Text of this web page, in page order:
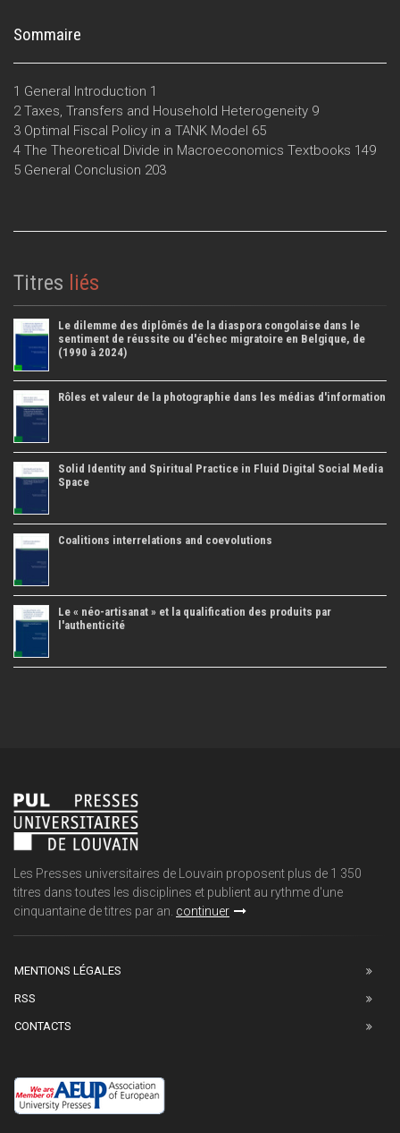
Sommaire
1 General Introduction 1
2 Taxes, Transfers and Household Heterogeneity 9
3 Optimal Fiscal Policy in a TANK Model 65
4 The Theoretical Divide in Macroeconomics Textbooks 149
5 General Conclusion 203
Titres liés
Le dilemme des diplômés de la diaspora congolaise dans le
sentiment de réussite ou d'échec migratoire en Belgique, de
(1990 à 2024)
Rôles et valeur de la photographie dans les médias d'information
Solid Identity and Spiritual Practice in Fluid Digital Social Media
Space
Coalitions interrelations and coevolutions
Le « néo-artisanat » et la qualification des produits par
l'authenticité
Les Presses universitaires de Louvain proposent plus de 1 350
titres dans toutes les disciplines et publient au rythme d'une
cinquantaine de titres par an. continuer
MENTIONS LÉGALES
RSS
CONTACTS